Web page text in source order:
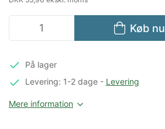
Køb nu
På lager
Levering: 1-2 dage- Levering
Mere information